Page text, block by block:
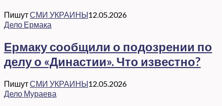
ПишутСМИ УКРАИНЫ12.05.2026
Дело Ермака
Ермаку сообщили о подозрении по
делу о «Династии». Что известно?
ПишутСМИ УКРАИНЫ12.05.2026
Дело Мураева